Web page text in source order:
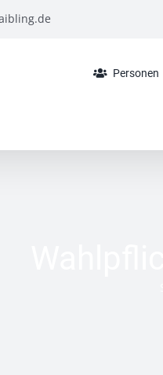
Personen